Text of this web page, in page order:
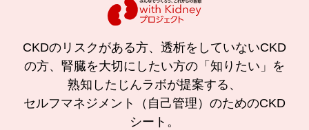
CKDのリスクがある方、透析をしていないCKD
の方、腎臓を大切にしたい方の「知りたい」を
熟知したじんラボが提案する、
セルフマネジメント（自己管理）のためのCKD
シート。